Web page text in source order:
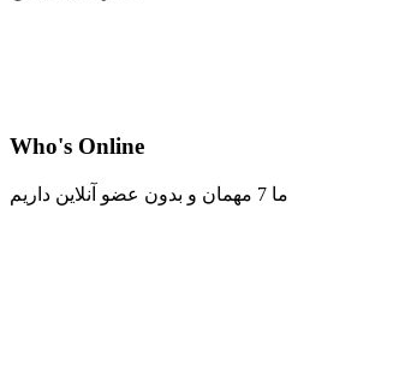
Who's Online
ما 7 مهمان و بدون عضو آنلاین داریم